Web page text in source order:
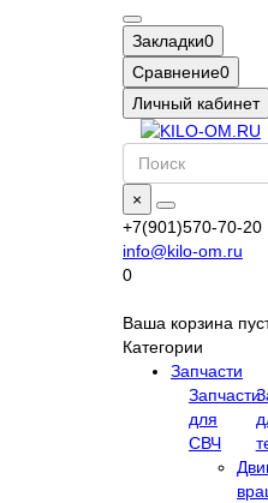
Закладки0
Сравнение0
Личный кабинет
×
+7(901)570-70-20
info@kilo-om.ru
0
Ваша корзина
Категории
Запчасти
Запчасти
для
СВЧ